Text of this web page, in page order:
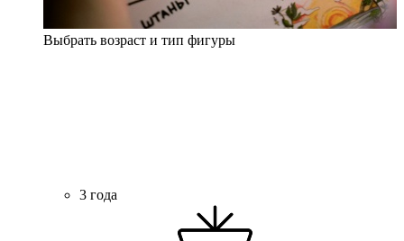
Выбрать возраст и тип фигуры
3 года